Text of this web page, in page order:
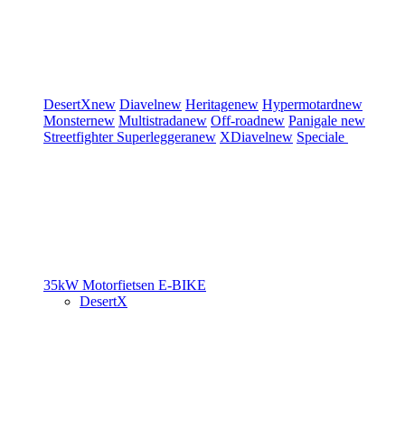
DesertXnew Diavelnew Heritagenew Hypermotardnew
Monsternew Multistradanew Off-roadnew Panigale new
Streetfighter Superleggeranew XDiavelnew Speciale
35kW Motorfietsen E-BIKE
DesertX